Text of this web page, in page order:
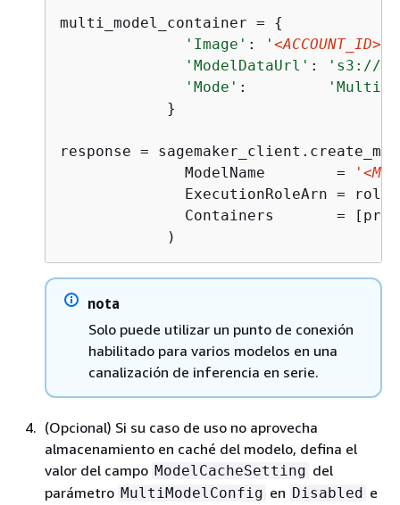
multi_model_container = {
'Image' : ' <ACCOUNT_ID>
'ModelDataUrl' : 's3://
'Mode' :
            }
response =
              ModelName        =
              ExecutionRoleArn = role,
Containers       =
            )
nota
Solo puede utilizar un punto de conexión
habilitado para varios modelos en una
canalización de inferencia en serie.
(Opcional) Si su caso de uso no aprovecha
almacenamiento en caché del modelo, defina el
valor del campo ModelCacheSetting del
parámetro MultiModelConfig en Disabled e